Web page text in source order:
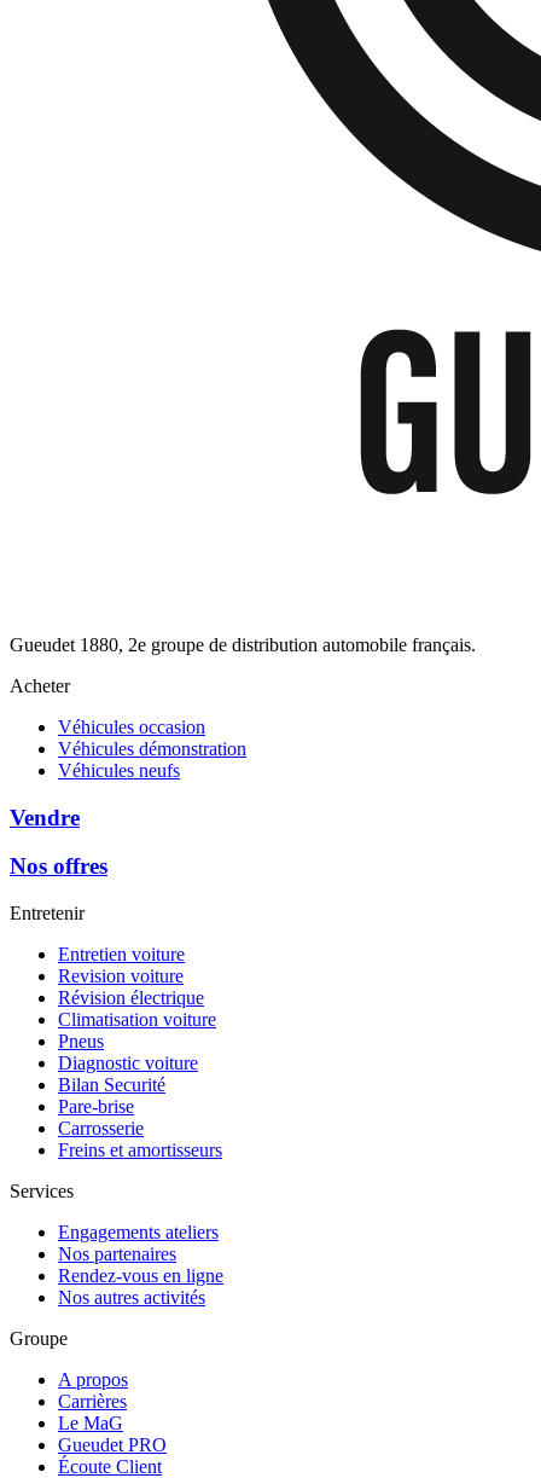
Gueudet 1880, 2e groupe de distribution automobile français.
Acheter
Véhicules occasion
Véhicules démonstration
Véhicules neufs
Vendre
Nos offres
Entretenir
Entretien voiture
Revision voiture
Révision électrique
Climatisation voiture
Pneus
Diagnostic voiture
Bilan Securité
Pare-brise
Carrosserie
Freins et amortisseurs
Services
Engagements ateliers
Nos partenaires
Rendez-vous en ligne
Nos autres activités
Groupe
A propos
Carrières
Le MaG
Gueudet PRO
Écoute Client